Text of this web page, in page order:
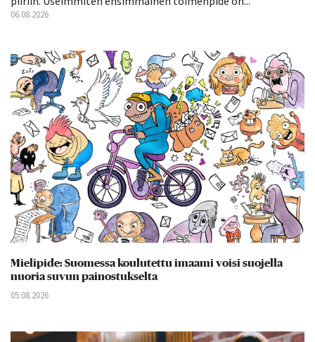
06.08.2026
Mielipide: Suomessa koulutettu imaami voisi suojella
nuoria suvun painostukselta
05.08.2026